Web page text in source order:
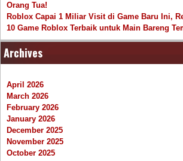
Orang Tua!
Roblox Capai 1 Miliar Visit di Game Baru Ini,
10 Game Roblox Terbaik untuk Main Bareng
Archives
April 2026
March 2026
February 2026
January 2026
December 2025
November 2025
October 2025